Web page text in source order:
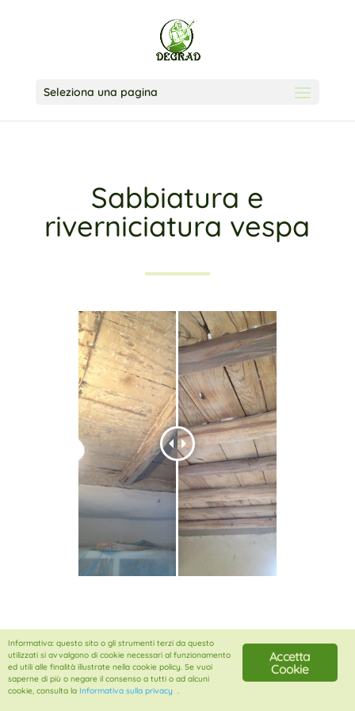
Seleziona una pagina
Sabbiatura e
riverniciatura vespa
Copyright 2018 DEGRAD di Carlo Ciambella | Loc. Fila
dei Cerri, 2 | 01039 Vignanello VT | P. IVA 02167970561
Accetta
Cookie
Informativa: questo sito o gli strumenti terzi da questo
utilizzati si avvalgono di cookie necessari al funzionamento
ed utili alle finalità illustrate nella cookie policy. Se vuoi
saperne di più o negare il consenso a tutti o ad alcuni
cookie, consulta la Informativa sulla privacy .